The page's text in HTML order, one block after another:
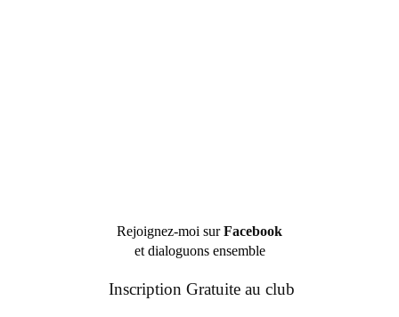
Rejoignez-moi surFacebook
et dialoguons ensemble
Inscription Gratuite au club